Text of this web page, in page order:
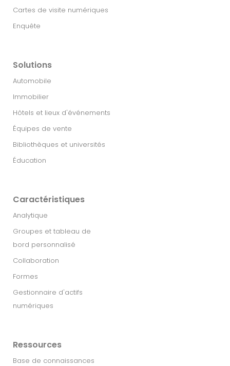
Cartes de visite numériques
Enquête
Solutions
Automobile
Immobilier​
Hôtels et lieux d'événements
Équipes de vente
Bibliothèques et universités
Éducation
Caractéristiques
Analytique
Groupes et tableau de
bord personnalisé
Collaboration
Formes
Gestionnaire d'actifs
numériques
Ressources
Base de connaissances